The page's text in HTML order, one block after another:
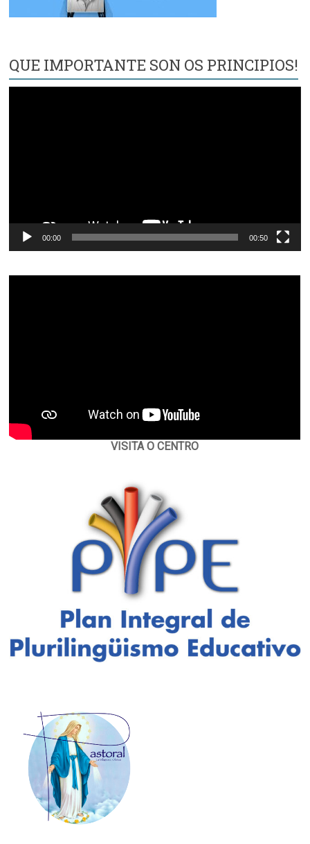
QUE IMPORTANTE SON OS PRINCIPIOS!
00:00 00:50
VISITA O CENTRO